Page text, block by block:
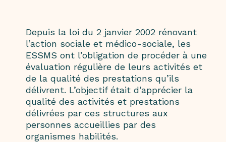
Depuis la loi du 2 janvier 2002 rénovant
l’action sociale et médico-sociale, les
ESSMS ont l’obligation de procéder à une
évaluation régulière de leurs activités et
de la qualité des prestations qu’ils
délivrent. L’objectif était d’apprécier la
qualité des activités et prestations
délivrées par ces structures aux
personnes accueillies par des
organismes habilités.